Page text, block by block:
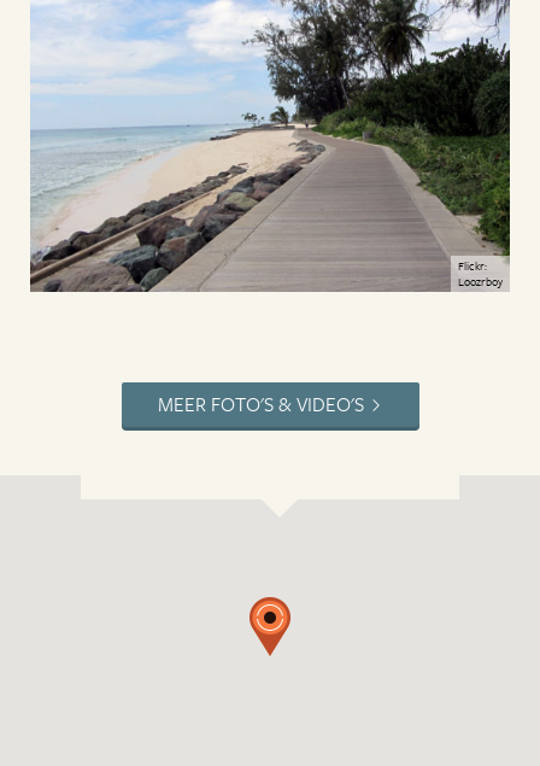
Flickr:
Loozrboy
MEER FOTO'S & VIDEO'S